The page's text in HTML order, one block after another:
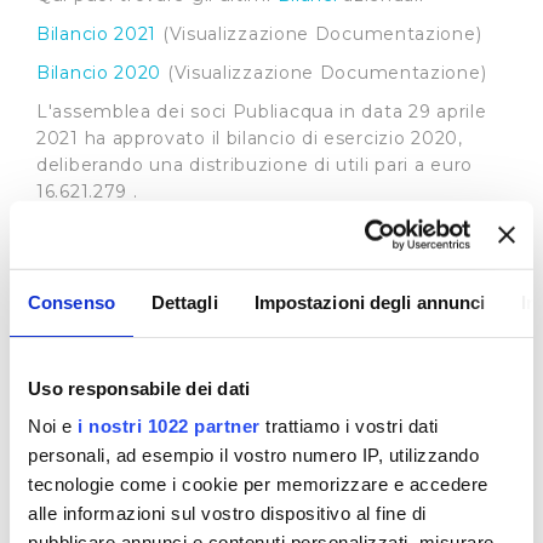
Consenso Dettagli Impostazioni degli annunci
Uso responsabile dei dati
Noi e i nostri 1022 partner trattiamo i vostri dati
personali, ad esempio il vostro numero IP, utilizzando
tecnologie come i cookie per memorizzare e accedere
alle informazioni sul vostro dispositivo al fine di
Bilancio 2021 (Visualizzazione Documentazione)
Bilancio 2020 (Visualizzazione Documentazione)
L'assemblea dei soci Publiacqua in data 29 aprile
2021 ha approvato il bilancio di esercizio 2020,
deliberando una distribuzione di utili pari a euro
16.621.279 .
Come deliberato la distribuzione degli utili è
all'ottenimento del consenso dell'ente
esecuzione alla distribuzione di 16.621.279 di euro
Il mancato ottenimento di uno dei due punti di cui
sopra, comporterà una erogazione di dividendi
nella misura proposta dal Consiglio di